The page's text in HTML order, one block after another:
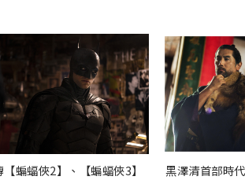
【蝙蝠俠2】、【蝙蝠俠3】
黑澤清首部時